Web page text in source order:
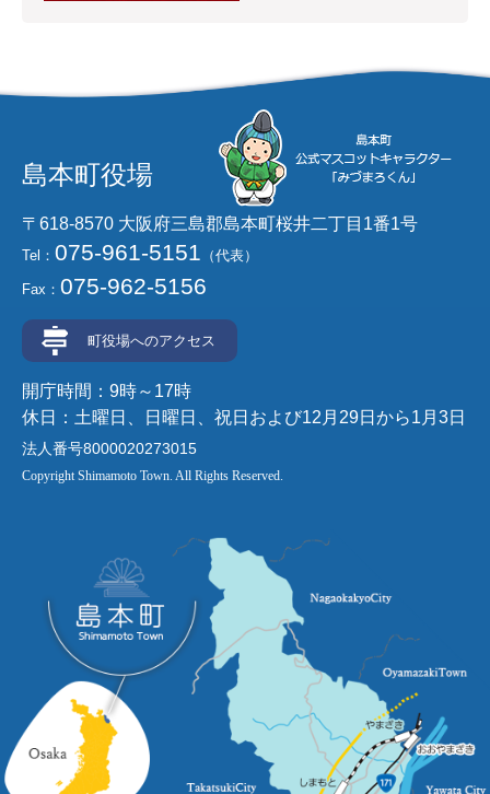
島本町役場
〒618-8570 大阪府三島郡島本町桜井二丁目1番1号
Tel： 075-961-5151 （代表）
Fax： 075-962-5156
町役場へのアクセス
開庁時間：9時～17時
休日：土曜日、日曜日、祝日および12月29日から1月3日
法人番号8000020273015
Copyright Shimamoto Town. All Rights Reserved.